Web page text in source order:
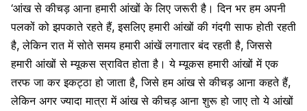
‘आंख से कीचड़ आना हमारी आंखों के लिए जरूरी है। दिन भर हम अपनी
पलकों को झपकाते रहते हैं, इसलिए हमारी आंखों की गंदगी साफ होती रहती
है, लेकिन रात में सोते समय हमारी आंखें लगातार बंद रहती है, जिससे
हमारी आंखों से म्यूकस स्रावित होता है। ये म्यूकस हमारी आंखों में एक
तरफ जा कर इकट्ठा हो जाता है, जिसे हम आंख से कीचड़ आना कहते हैं,
लेकिन अगर ज्यादा मात्रा में आंख से कीचड़ आना शुरू हो जाए तो ये आंखों